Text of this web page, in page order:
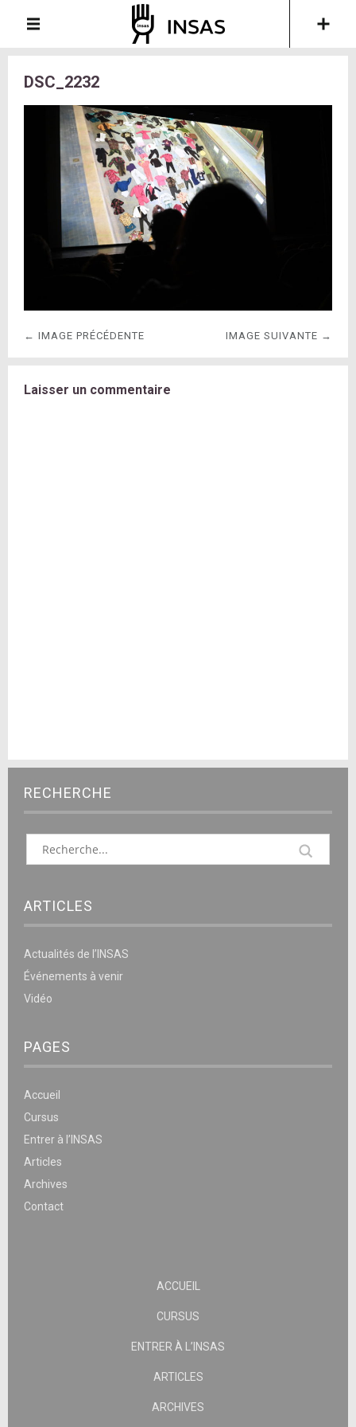
DSC_2232
← IMAGE PRÉCÉDENTE IMAGE SUIVANTE →
Laisser un commentaire
RECHERCHE
ARTICLES
Actualités de l’INSAS
Événements à venir
Vidéo
PAGES
Accueil
Cursus
Entrer à l’INSAS
Articles
Archives
Contact
ACCUEIL
CURSUS
ENTRER À L’INSAS
ARTICLES
ARCHIVES